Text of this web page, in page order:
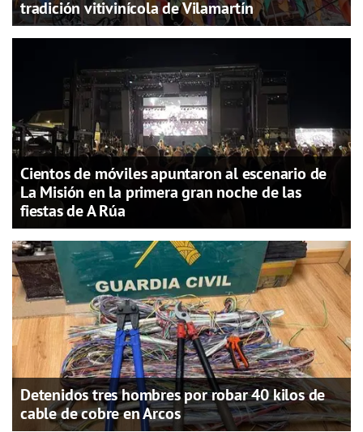
tradición vitivinícola de Vilamartín
Cientos de móviles apuntaron al escenario de
La Misión en la primera gran noche de las
fiestas de A Rúa
Detenidos tres hombres por robar 40 kilos de
cable de cobre en Arcos